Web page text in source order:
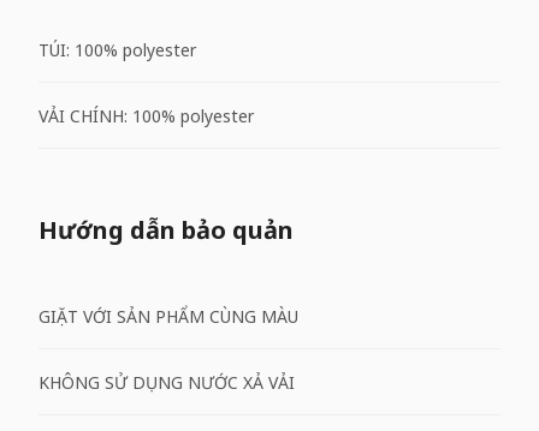
TÚI: 100% polyester
VẢI CHÍNH: 100% polyester
Hướng dẫn bảo quản
GIẶT VỚI SẢN PHẨM CÙNG MÀU
KHÔNG SỬ DỤNG NƯỚC XẢ VẢI